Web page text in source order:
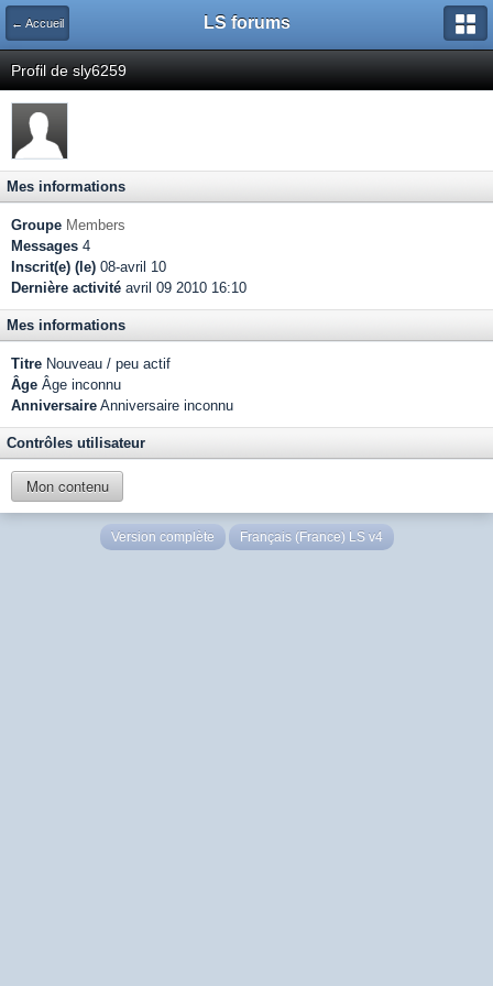
← Accueil LS forums
Profil de sly6259
Mes informations
Groupe Members
Messages 4
Inscrit(e) (le) 08-avril 10
Dernière activité avril 09 2010 16:10
Mes informations
Titre Nouveau / peu actif
Âge Âge inconnu
Anniversaire Anniversaire inconnu
Contrôles utilisateur
Mon contenu
Version complète Français (France) LS v4